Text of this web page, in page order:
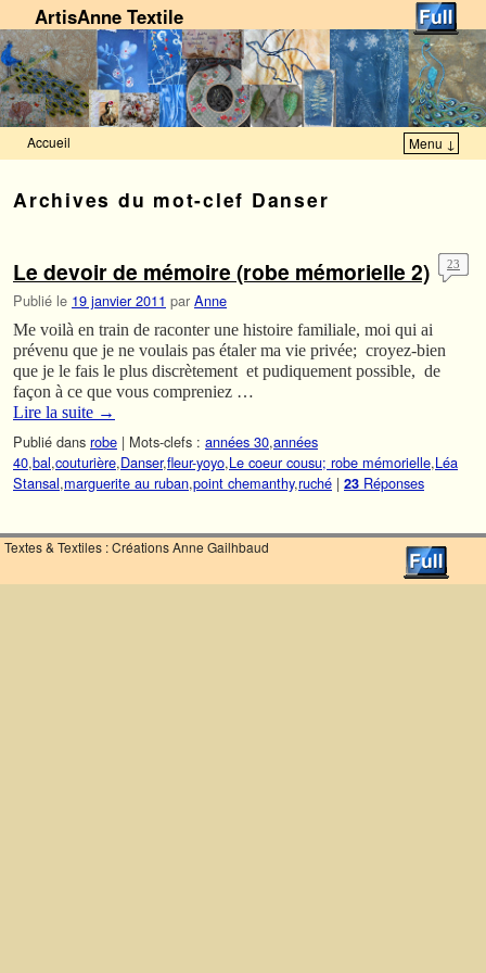
ArtisAnne Textile
Accueil Menu ↓
Archives du mot-clef Danser
Le devoir de mémoire (robe mémorielle 2)
Publié le 19 janvier 2011 par Anne
23
Me voilà en train de raconter une histoire familiale, moi qui ai
prévenu que je ne voulais pas étaler ma vie privée; croyez-bien
que je le fais le plus discrètement et pudiquement possible, de
façon à ce que vous compreniez …
Lire la suite →
Publié dans robe | Mots-clefs : années 30,années
40,bal,couturière,Danser,fleur-yoyo,Le coeur cousu; robe mémorielle,Léa
Stansal,marguerite au ruban,point chemanthy,ruché | 23 Réponses
Textes & Textiles : Créations Anne Gailhbaud